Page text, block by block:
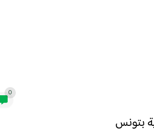
0
بتونس